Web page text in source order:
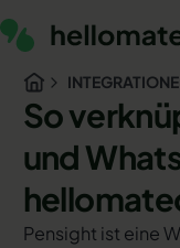
So
und
Pensight ist eine